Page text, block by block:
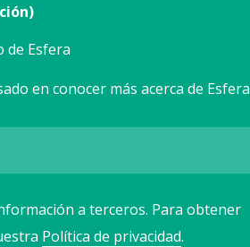
de Esfera
en conocer más acerca de Esfera
a terceros. Para obtener
Política de privacidad.